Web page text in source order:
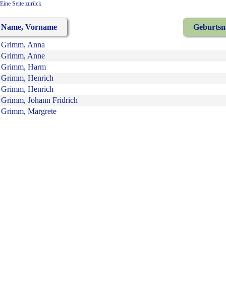
Eine Seite zurück
Name, Vorname
Grimm, Anna
Grimm, Anne
Grimm, Harm
Grimm, Henrich
Grimm, Henrich
Grimm, Johann Fridrich
Grimm, Margrete